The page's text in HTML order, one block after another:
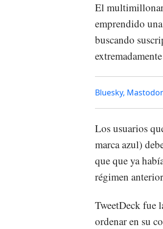
El
emprendido
buscando
Bluesky,
Los usuarios
marca azul)
que que ya
régimen
TweetDeck fue
ordenar en su